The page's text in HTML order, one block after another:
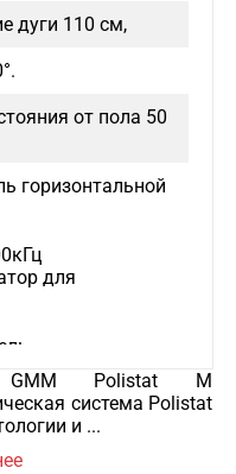
дуги 110 см,
от пола 50
горизонтальной
для
подключения
экспозиции (AEC),
GMM Polistat M
система Polistat
и ...